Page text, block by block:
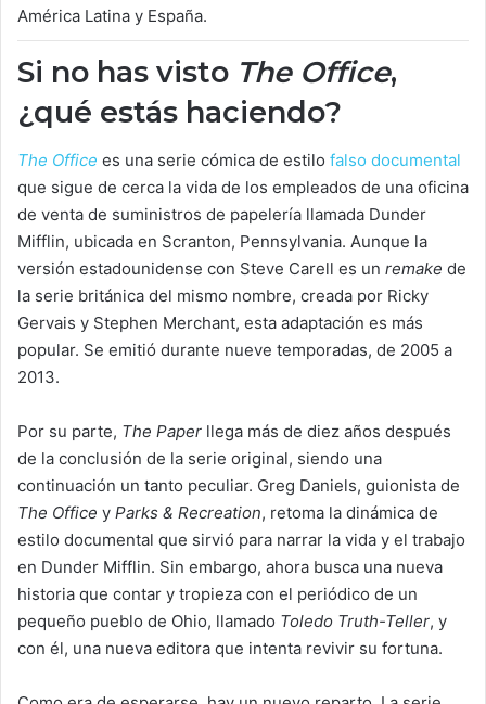
América Latina y España.
Si no has visto The Office,
¿qué estás haciendo?
The Office es una serie cómica de estilo falso documental
que sigue de cerca la vida de los empleados de una oficina
de venta de suministros de papelería llamada Dunder
Mifflin, ubicada en Scranton, Pennsylvania. Aunque la
versión estadounidense con Steve Carell es un remake de
la serie británica del mismo nombre, creada por Ricky
Gervais y Stephen Merchant, esta adaptación es más
popular. Se emitió durante nueve temporadas, de 2005 a
2013.
Por su parte, The Paper llega más de diez años después
de la conclusión de la serie original, siendo una
continuación un tanto peculiar. Greg Daniels, guionista de
The Office y Parks & Recreation, retoma la dinámica de
estilo documental que sirvió para narrar la vida y el trabajo
en Dunder Mifflin. Sin embargo, ahora busca una nueva
historia que contar y tropieza con el periódico de un
pequeño pueblo de Ohio, llamado Toledo Truth-Teller, y
con él, una nueva editora que intenta revivir su fortuna.